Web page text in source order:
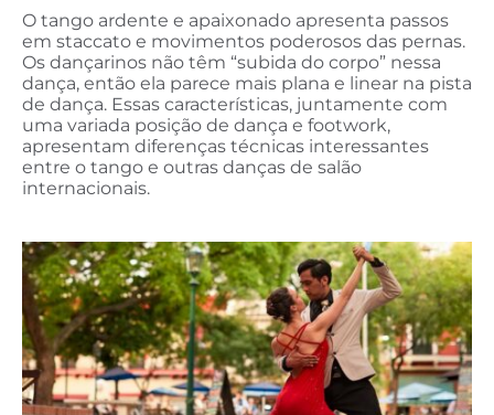
O tango ardente e apaixonado apresenta passos
em staccato e movimentos poderosos das pernas.
Os dançarinos não têm “subida do corpo” nessa
dança, então ela parece mais plana e linear na pista
de dança. Essas características, juntamente com
uma variada posição de dança e footwork,
apresentam diferenças técnicas interessantes
entre o tango e outras danças de salão
internacionais.